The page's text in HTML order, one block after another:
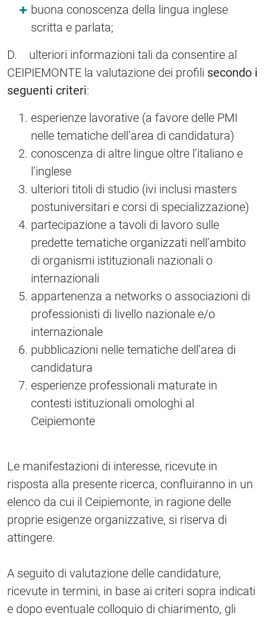
buona conoscenza della lingua inglese
scritta e parlata;
D. ulteriori informazioni tali da consentire al
CEIPIEMONTE la valutazione dei profili secondo i
seguenti criteri:
esperienze lavorative (a favore delle PMI
nelle tematiche dell’area di candidatura)
conoscenza di altre lingue oltre l’italiano e
l’inglese
ulteriori titoli di studio (ivi inclusi masters
postuniversitari e corsi di specializzazione)
partecipazione a tavoli di lavoro sulle
predette tematiche organizzati nell’ambito
di organismi istituzionali nazionali o
internazionali
appartenenza a networks o associazioni di
professionisti di livello nazionale e/o
internazionale
pubblicazioni nelle tematiche dell’area di
candidatura
esperienze professionali maturate in
contesti istituzionali omologhi al
Ceipiemonte
Le manifestazioni di interesse, ricevute in
risposta alla presente ricerca, confluiranno in un
elenco da cui il Ceipiemonte, in ragione delle
proprie esigenze organizzative, si riserva di
attingere.
A seguito di valutazione delle candidature,
ricevute in termini, in base ai criteri sopra indicati
e dopo eventuale colloquio di chiarimento, gli